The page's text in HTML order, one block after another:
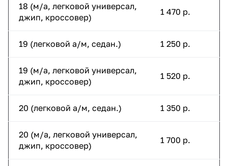
18 (м/а, легковой универсал,
джип, кроссовер)
1 470 р.
19 (легковой а/м, седан.) 1 250 р.
19 (м/а, легковой универсал,
джип, кроссовер)
1 520 р.
20 (легковой а/м, седан.) 1 350 р.
20 (м/а, легковой универсал,
джип, кроссовер)
1 700 р.